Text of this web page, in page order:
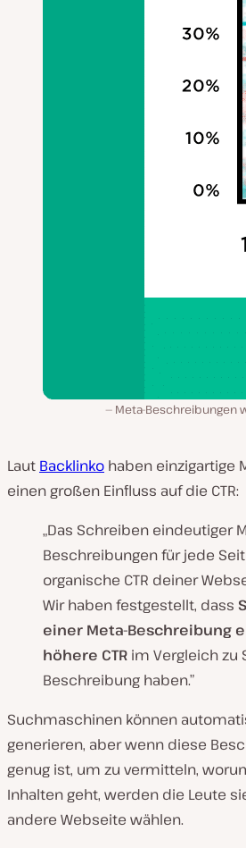
Meta-Beschreibungen
Laut Backlinko haben einzigartige
einen großen Einfluss auf die CTR:
„Das Schreiben eindeutiger
Beschreibungen für jede
organische CTR deiner
Wir haben festgestellt, dass
einer Meta-Beschreibung
höhere CTR im Vergleich zu
Beschreibung haben.”
Suchmaschinen können
generieren, aber wenn diese
genug ist, um zu vermitteln,
Inhalten geht, werden die Leute
andere Webseite wählen.